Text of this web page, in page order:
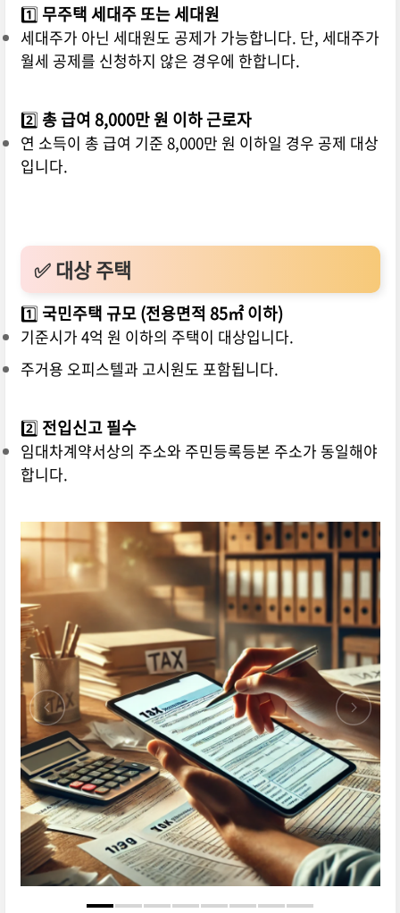
1️⃣ 무주택 세대주 또는 세대원
세대주가 아닌 세대원도 공제가 가능합니다. 단, 세대주가
월세 공제를 신청하지 않은 경우에 한합니다.
2️⃣ 총 급여 8,000만 원 이하 근로자
연 소득이 총 급여 기준 8,000만 원 이하일 경우 공제 대상
입니다.
✅ 대상 주택
1️⃣ 국민주택 규모 (전용면적 85㎡ 이하)
기준시가 4억 원 이하의 주택이 대상입니다.
주거용 오피스텔과 고시원도 포함됩니다.
2️⃣ 전입신고 필수
임대차계약서상의 주소와 주민등록등본 주소가 동일해야
합니다.